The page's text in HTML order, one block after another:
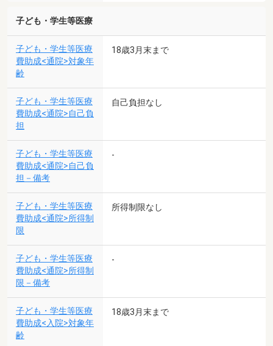
子ども・学生等医療
子ども・学生等医療
費助成<通院>対象年
齢
18歳3月末まで
子ども・学生等医療
費助成<通院>自己負
担
自己負担なし
子ども・学生等医療
費助成<通院>自己負
担－備考
-
子ども・学生等医療
費助成<通院>所得制
限
所得制限なし
子ども・学生等医療
費助成<通院>所得制
限－備考
-
子ども・学生等医療
費助成<入院>対象年
齢
18歳3月末まで